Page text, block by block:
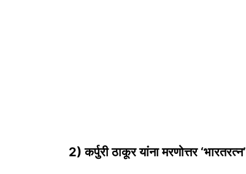
2) कर्पुरी ठाकूर यांना मरणोत्तर ‘भारतरत्न’